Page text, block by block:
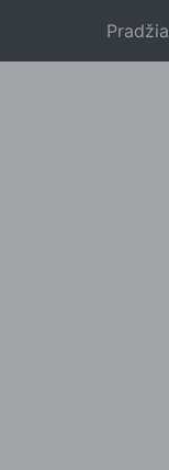
Pradžia